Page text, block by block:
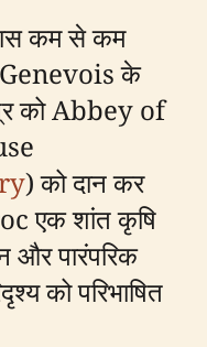
कम से कम
के
को Abbey of
) को दान कर
एक शांत कृषि
और पारंपरिक
को परिभाषित